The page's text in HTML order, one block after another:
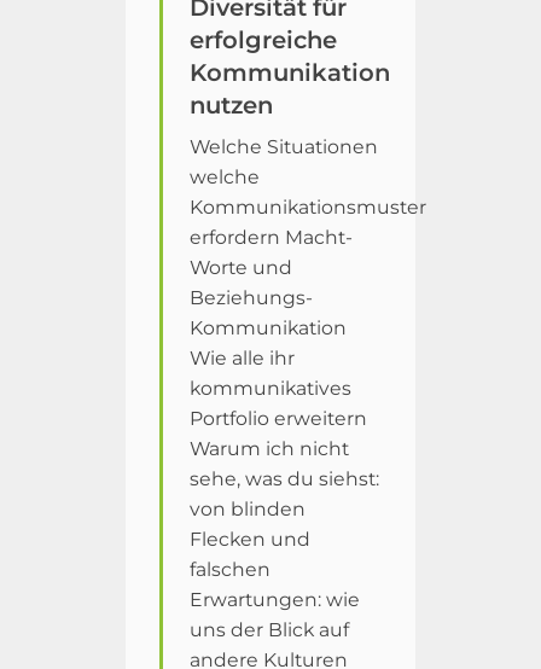
Diversität für
erfolgreiche
Kommunikation
nutzen
Welche Situationen
welche
Kommunikationsmuster
erfordern Macht-
Worte und
Beziehungs-
Kommunikation
Wie alle ihr
kommunikatives
Portfolio erweitern
Warum ich nicht
sehe, was du siehst:
von blinden
Flecken und
falschen
Erwartungen: wie
uns der Blick auf
andere Kulturen